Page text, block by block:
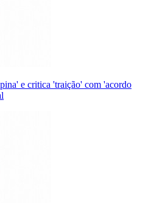
e critica 'traição' com 'acordo